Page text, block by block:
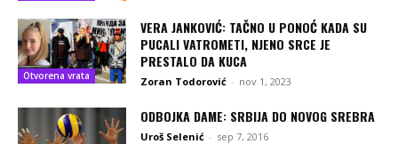
Otvorena vrata
VERA JANKOVIĆ: TAČNO U PONOĆ KADA SU
PUCALI VATROMETI, NJENO SRCE JE
PRESTALO DA KUCA
Zoran Todorović - nov 1, 2023
ODBOJKA DAME: SRBIJA DO NOVOG SREBRA
Uroš Selenić - sep 7, 2016